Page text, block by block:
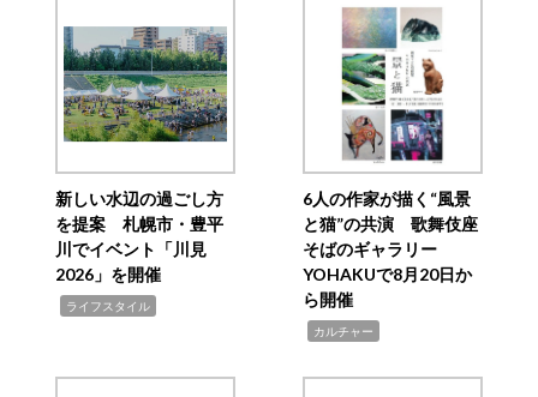
新しい水辺の過ごし方
を提案 札幌市・豊平
川でイベント「川見
2026」を開催
ライフスタイル
6人の作家が描く“風景
と猫”の共演 歌舞伎座
そばのギャラリー
YOHAKUで8月20日か
ら開催
カルチャー